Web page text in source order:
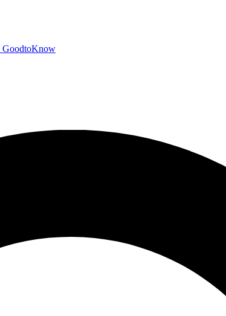
GoodtoKnow